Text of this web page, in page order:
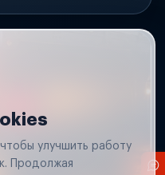
улучшить работу
Продолжая